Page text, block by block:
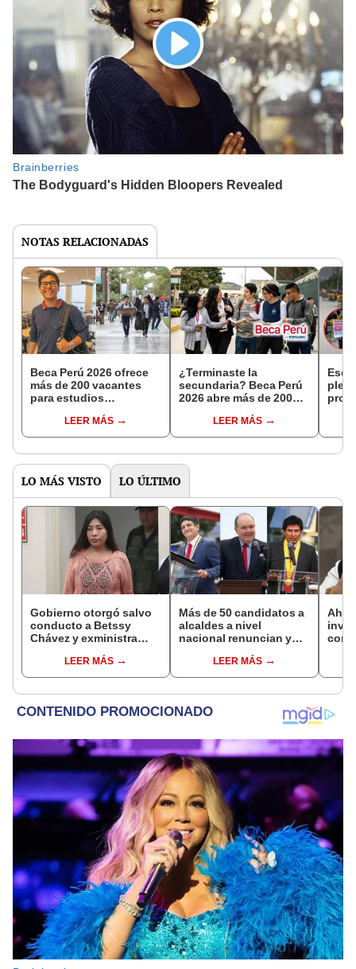
NOTAS RELACIONADAS
Beca Perú 2026 ofrece
más de 200 vacantes
para estudios
técnicos: ¿quiénes
pueden postular y hasta
LEER MÁS
¿Terminaste la
secundaria? Beca Perú
2026 abre más de 200
superioresLEER MÁS
11
LO MÁS VISTO LO ÚLTIMO
Gobierno otorgó salvo
conducto a Betssy
Chávez y exministra
madrugadaLEER MÁS
Más de 50 candidatos a
alcaldes a nivel
nacional renuncian y
encubiertaLEER MÁS